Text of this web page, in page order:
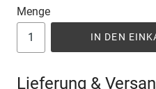
Menge
IN DEN
Lieferung &